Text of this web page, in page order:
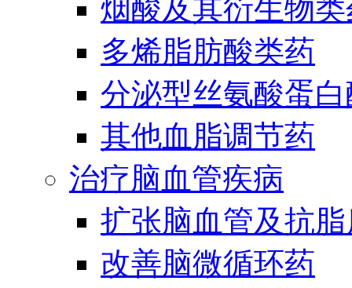
烟酸及其衍生物
多烯脂肪酸类药
分泌型丝氨酸蛋
其他血脂调节药
治疗脑血管疾病
扩张脑血管及抗
改善脑微循环药